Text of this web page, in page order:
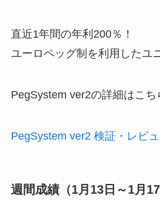
直近1年間の年利200％！
ユーロペッグ制を利用したユ
PegSystem ver2の詳細はこち
PegSystem ver2 検証・レビ
週間成績（1月13日～1月17